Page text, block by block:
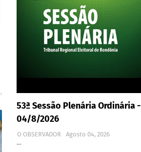
53ª Sessão Plenária Ordinária -
04/8/2026
O OBSERVADOR
Agosto 04, 2026
…